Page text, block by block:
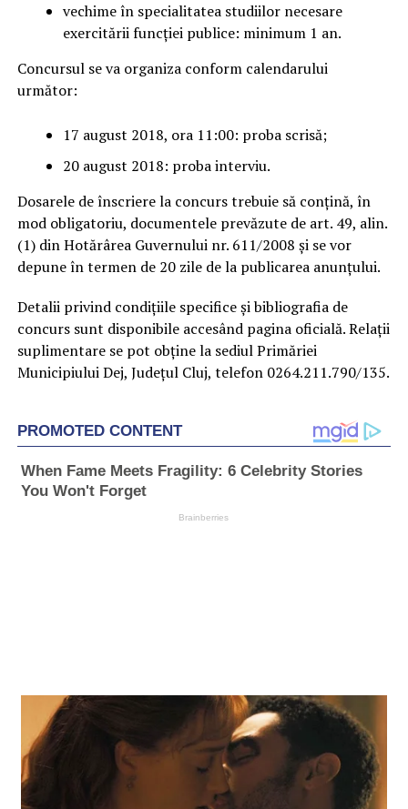
vechime în specialitatea studiilor necesare
exercitării funcţiei publice: minimum 1 an.
Concursul se va organiza conform calendarului
următor:
17 august 2018, ora 11:00: proba scrisă;
20 august 2018: proba interviu.
Dosarele de înscriere la concurs trebuie să conţină, în
mod obligatoriu, documentele prevăzute de art. 49, alin.
(1) din Hotărârea Guvernului nr. 611/2008 şi se vor
depune în termen de 20 zile de la publicarea anunţului.
Detalii privind condiţiile specifice şi bibliografia de
concurs sunt disponibile accesând pagina oficială. Relaţii
suplimentare se pot obţine la sediul Primăriei
Municipiului Dej, Județul Cluj, telefon 0264.211.790/135.